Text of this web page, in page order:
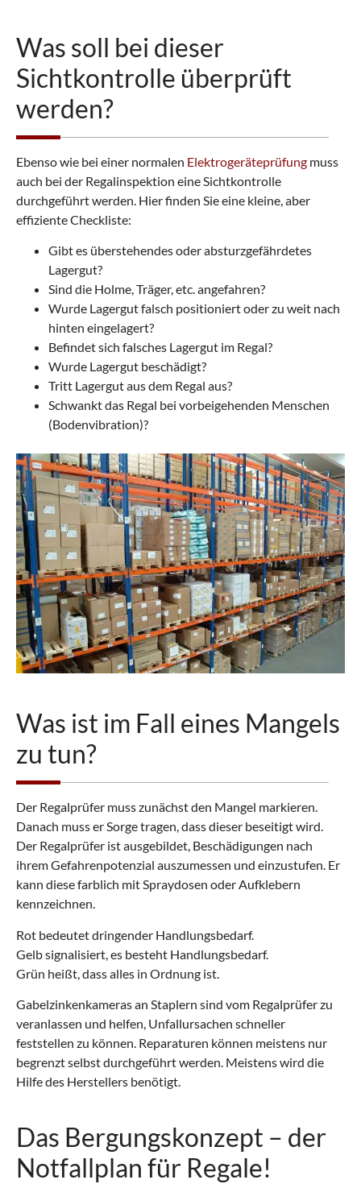
Was soll bei dieser
Sichtkontrolle überprüft
werden?
Ebenso wie bei einer normalen Elektrogeräteprüfung muss
auch bei der Regalinspektion eine Sichtkontrolle
durchgeführt werden. Hier finden Sie eine kleine, aber
effiziente Checkliste:
Gibt es überstehendes oder absturzgefährdetes
Lagergut?
Sind die Holme, Träger, etc. angefahren?
Wurde Lagergut falsch positioniert oder zu weit nach
hinten eingelagert?
Befindet sich falsches Lagergut im Regal?
Wurde Lagergut beschädigt?
Tritt Lagergut aus dem Regal aus?
Schwankt das Regal bei vorbeigehenden Menschen
(Bodenvibration)?
Was ist im Fall eines Mangels
zu tun?
Der Regalprüfer muss zunächst den Mangel markieren.
Danach muss er Sorge tragen, dass dieser beseitigt wird.
Der Regalprüfer ist ausgebildet, Beschädigungen nach
ihrem Gefahrenpotenzial auszumessen und einzustufen. Er
kann diese farblich mit Spraydosen oder Aufklebern
kennzeichnen.
Rot bedeutet dringender Handlungsbedarf.
Gelb signalisiert, es besteht Handlungsbedarf.
Grün heißt, dass alles in Ordnung ist.
Gabelzinkenkameras an Staplern sind vom Regalprüfer zu
veranlassen und helfen, Unfallursachen schneller
feststellen zu können. Reparaturen können meistens nur
begrenzt selbst durchgeführt werden. Meistens wird die
Hilfe des Herstellers benötigt.
Das Bergungskonzept – der
Notfallplan für Regale!